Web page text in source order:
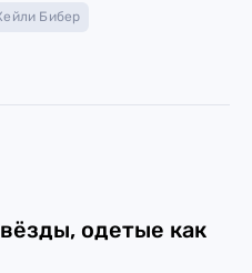
Бибер
одетые как